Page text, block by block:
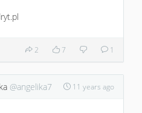
2 7 1
@angelika7 11 years ago